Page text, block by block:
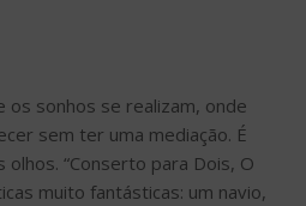
os sonhos se realizam, onde
sem ter uma mediação. É
“Conserto para Dois, O
muito fantásticas: um navio,